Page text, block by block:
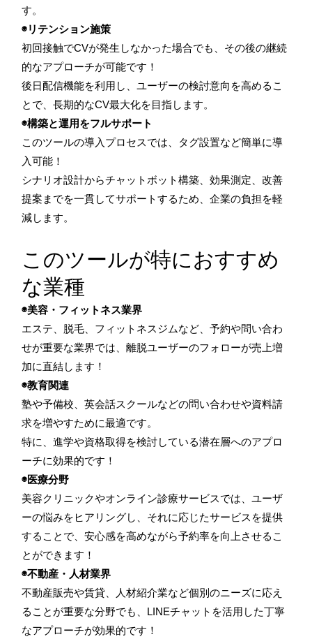
す。
◉リテンション施策
初回接触でCVが発生しなかった場合でも、その後の継続
的なアプローチが可能です！
後日配信機能を利用し、ユーザーの検討意向を高めるこ
とで、長期的なCV最大化を目指します。
◉構築と運用をフルサポート
このツールの導入プロセスでは、タグ設置など簡単に導
入可能！
シナリオ設計からチャットボット構築、効果測定、改善
提案までを一貫してサポートするため、企業の負担を軽
減します。
このツールが特におすすめ
な業種
◉美容・フィットネス業界
エステ、脱毛、フィットネスジムなど、予約や問い合わ
せが重要な業界では、離脱ユーザーのフォローが売上増
加に直結します！
◉教育関連
塾や予備校、英会話スクールなどの問い合わせや資料請
求を増やすために最適です。
特に、進学や資格取得を検討している潜在層へのアプロ
ーチに効果的です！
◉医療分野
美容クリニックやオンライン診療サービスでは、ユーザ
ーの悩みをヒアリングし、それに応じたサービスを提供
することで、安心感を高めながら予約率を向上させるこ
とができます！
◉不動産・人材業界
不動産販売や賃貸、人材紹介業など個別のニーズに応え
ることが重要な分野でも、LINEチャットを活用した丁寧
なアプローチが効果的です！